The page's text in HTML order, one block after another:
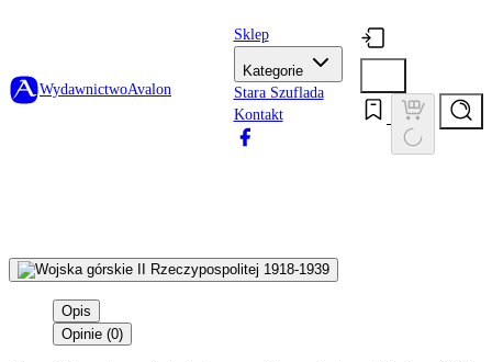
WydawnictwoAvalon
Sklep
Kategorie
Stara Szuflada
Kontakt
Opis
Opinie (0)